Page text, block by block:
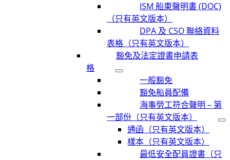
ISM 船東聲明書 (DOC)
（只有英文版本）
DPA 及 CSO 聯絡資料
表格（只有英文版本）
豁免及法定證書申請表
格
一般豁免
豁免船員配備
海事勞工符合聲明 – 第
一部份（只有英文版本）
通函（只有英文版本）
樣本（只有英文版本）
最低安全配員證書（只